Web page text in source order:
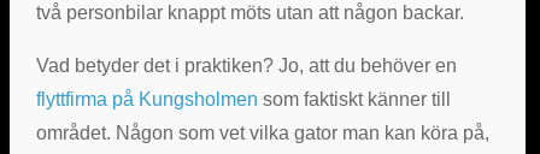
två personbilar knappt möts utan att någon backar.
Vad betyder det i praktiken? Jo, att du behöver en
flyttfirma på Kungsholmen som faktiskt känner till
området. Någon som vet vilka gator man kan köra på,